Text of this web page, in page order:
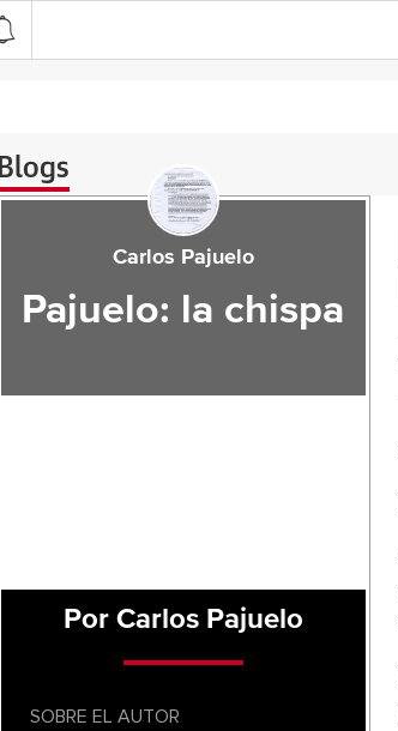
Blogs
Carlos Pajuelo
Pajuelo: la chispa
Por Carlos Pajuelo
SOBRE EL AUTOR